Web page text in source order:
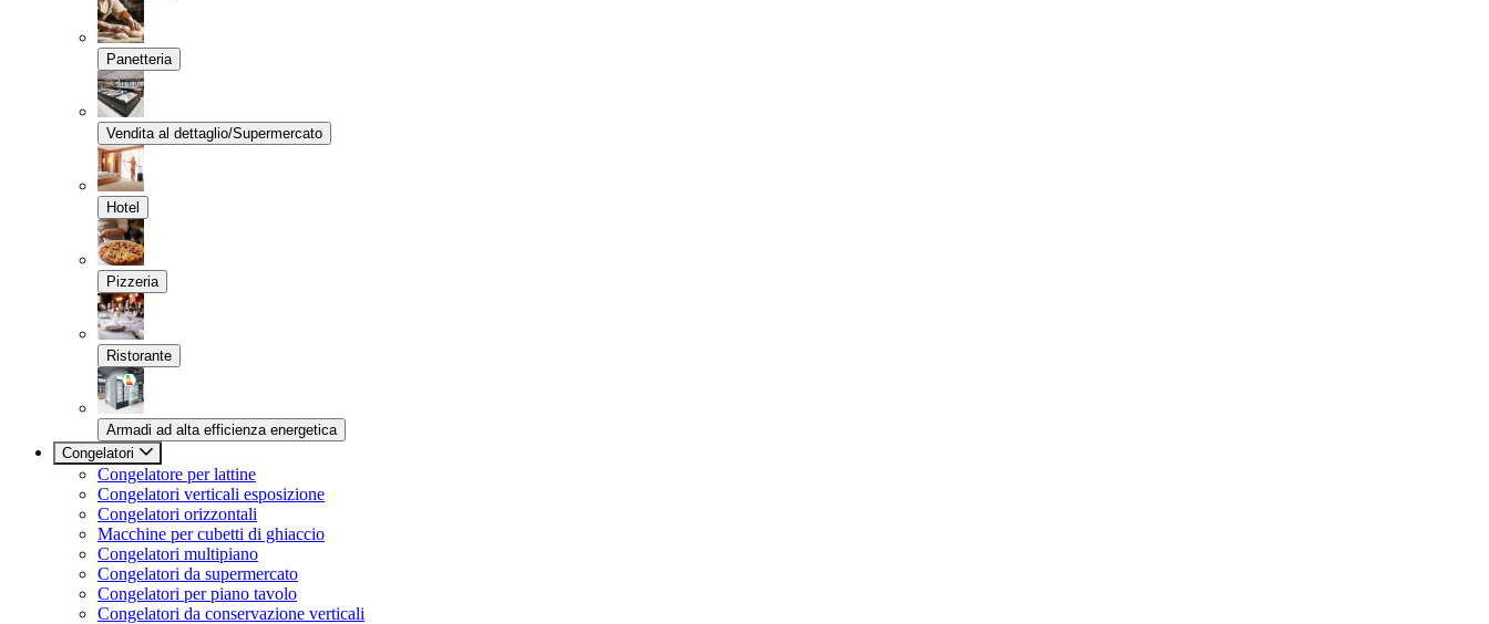
Panetteria
Vendita al dettaglio/Supermercato
Hotel
Pizzeria
Ristorante
Armadi ad alta efficienza energetica
Congelatori
Congelatore per lattine
Congelatori verticali esposizione
Congelatori orizzontali
Macchine per cubetti di ghiaccio
Congelatori multipiano
Congelatori da supermercato
Congelatori per piano tavolo
Congelatori da conservazione verticali